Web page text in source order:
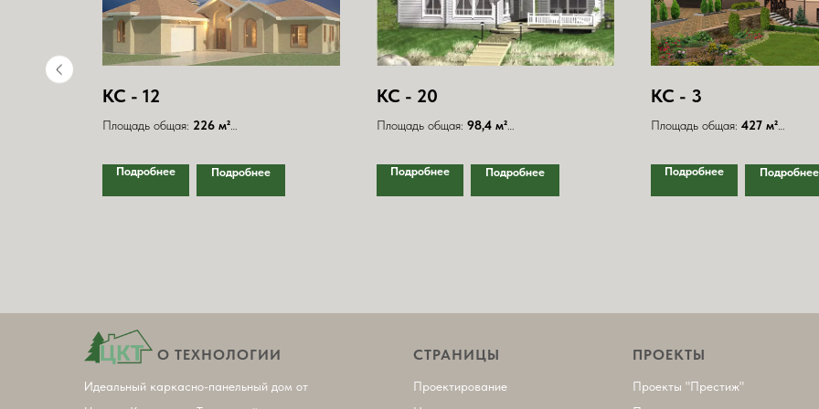
КС - 12
Площадь общая: 226 м²
Спальни - 3; С/узлы - 3;
Размеры 20 х 20 м.
Подробнее Подробнее
КС - 20
Площадь общая: 98,4 м²
Спальни - 2; С/узлы - 2;
Размеры 13 х 10 м.
Подробнее Подробнее
КС - 3
Площадь общая: 427 м²
Спальни - 4; С/узлы - 4;
Размеры 19,5 х 20 м.
Подробнее Подробнее
СТРАНИЦЫ
Проектирование
ПРОЕКТЫ
Проекты "Престиж"
О ТЕХНОЛОГИИ
Идеальный каркасно-панельный дом от